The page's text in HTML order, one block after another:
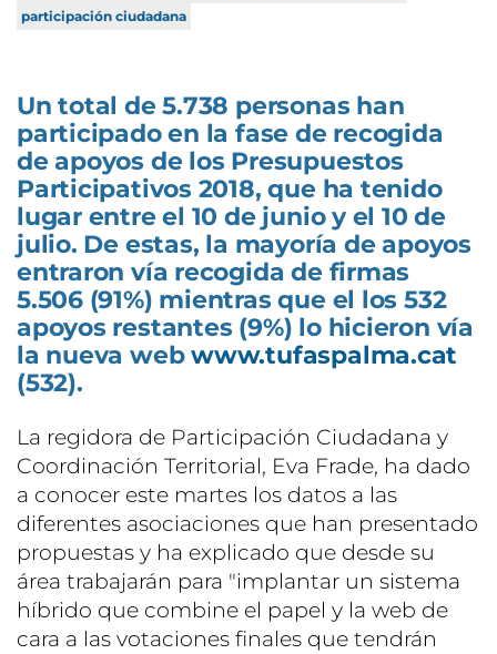
participación ciudadana
Un total de 5.738 personas han
participado en la fase de recogida
de apoyos de los Presupuestos
Participativos 2018, que ha tenido
lugar entre el 10 de junio y el 10 de
julio. De estas, la mayoría de apoyos
entraron vía recogida de firmas
5.506 (91%) mientras que el los 532
apoyos restantes (9%) lo hicieron vía
la nueva webwww.tufaspalma.cat
(532).
La regidora de Participación Ciudadana y
Coordinación Territorial, Eva Frade, ha dado
a conocer este martes los datos a las
diferentes asociaciones que han presentado
propuestas y ha explicado que desde su
área trabajarán para "implantar un sistema
híbrido que combine el papel y la web de
cara a las votaciones finales que tendrán